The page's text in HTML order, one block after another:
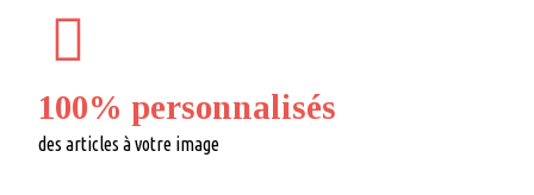
100% personnalisés
des articles à votre image